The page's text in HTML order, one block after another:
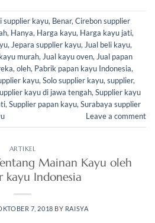
supplier kayu, Benar, Cirebon supplier
, Hanya, Harga kayu, Harga kayu jati,
, Jepara supplier kayu, Jual beli kayu,
murah, Jual kayu oven, Jual papan
, oleh, Pabrik papan kayu Indonesia,
kayu, Solo supplier kayu, supplier,
kayu di jawa tengah, Supplier kayu
, Supplier papan kayu, Surabaya supplier
Leave a comment
ARTIKEL
Mainan Kayu oleh
kayu Indonesia
7, 2018 BY RAISYA